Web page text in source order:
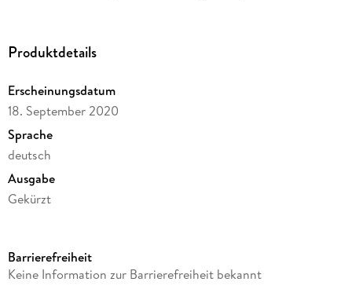
Produktdetails
Erscheinungsdatum
18. September 2020
Sprache
deutsch
Ausgabe
Gekürzt
Laufzeit
Barrierefreiheit
Keine Information zur Barrierefreiheit bekannt